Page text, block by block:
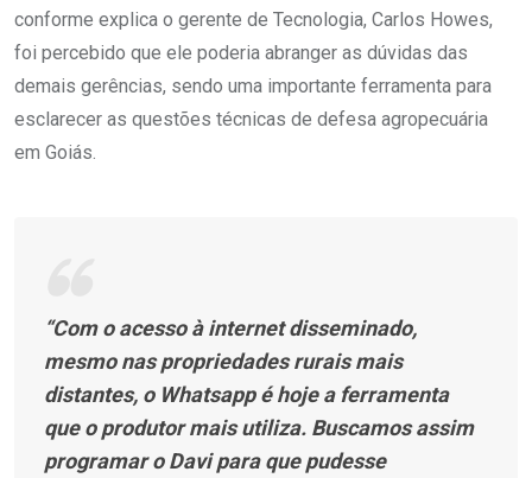
conforme explica o gerente de Tecnologia, Carlos Howes,
foi percebido que ele poderia abranger as dúvidas das
demais gerências, sendo uma importante ferramenta para
esclarecer as questões técnicas de defesa agropecuária
em Goiás.
“Com o acesso à internet disseminado,
mesmo nas propriedades rurais mais
distantes, o Whatsapp é hoje a ferramenta
que o produtor mais utiliza. Buscamos assim
programar o Davi para que pudesse